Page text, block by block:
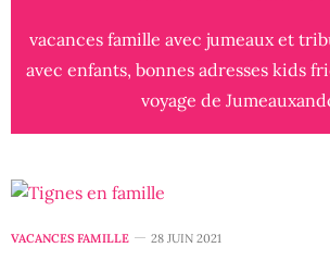
vacances famille avec jumeaux et
avec enfants, bonnes adresses kids
voyage de
VACANCES FAMILLE 28 JUIN 2021